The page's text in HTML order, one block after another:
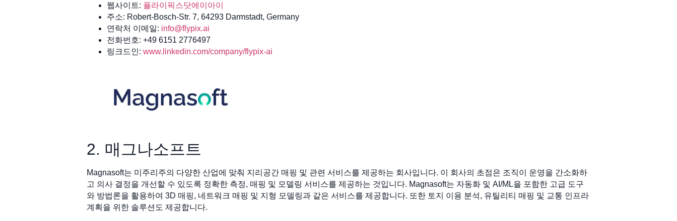
웹사이트: 플라이픽스닷에이아이
주소: Robert-Bosch-Str. 7, 64293 Darmstadt, Germany
연락처 이메일: info@flypix.ai
전화번호: +49 6151 2776497
링크드인: www.linkedin.com/company/flypix-ai
2. 매그나소프트
Magnasoft는 미주리주의 다양한 산업에 맞춰 지리공간 매핑 및 관련 서비스를 제공하는 회사입니다. 이 회사의 초점은 조직이 운영을 간소화하
고 의사 결정을 개선할 수 있도록 정확한 측정, 매핑 및 모델링 서비스를 제공하는 것입니다. Magnasoft는 자동화 및 AI/ML을 포함한 고급 도구
와 방법론을 활용하여 3D 매핑, 네트워크 매핑 및 지형 모델링과 같은 서비스를 제공합니다. 또한 토지 이용 분석, 유틸리티 매핑 및 교통 인프라
계획을 위한 솔루션도 제공합니다.